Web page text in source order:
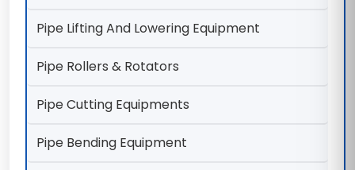
Pipe Lifting And Lowering Equipment
Pipe Rollers & Rotators
Pipe Cutting Equipments
Pipe Bending Equipment